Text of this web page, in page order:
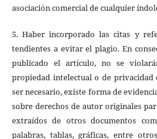
asociación comercial de cualquier
5. Haber incorporado las citas y
tendientes a evitar el plagio. En
publicado el artículo, no se
propiedad intelectual o de privacidad
ser necesario, existe forma de
sobre derechos de autor originales
extraídos de otros documentos
palabras, tablas, gráficas, entre